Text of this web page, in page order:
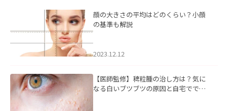
顔の大きさの平均はどのくらい？小顔
の基準も解説
2023.12.12
【医師監修】稗粒腫の治し方は？気に
なる白いブツブツの原因と自宅ででき